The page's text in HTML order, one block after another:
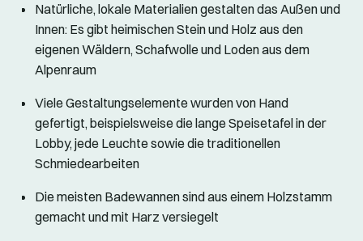
Natürliche, lokale Materialien gestalten das Außen und
Innen: Es gibt heimischen Stein und Holz aus den
eigenen Wäldern, Schafwolle und Loden aus dem
Alpenraum
Viele Gestaltungselemente wurden von Hand
gefertigt, beispielsweise die lange Speisetafel in der
Lobby, jede Leuchte sowie die traditionellen
Schmiedearbeiten
Die meisten Badewannen sind aus einem Holzstamm
gemacht und mit Harz versiegelt